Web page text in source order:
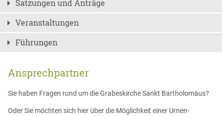
Satzungen und Anträge
Veranstaltungen
Führungen
Ansprechpartner
Sie haben Fragen rund um die Grabeskirche Sankt Bartholomäus?
Oder Sie möchten sich hier über die Möglichkeit einer Urnen-